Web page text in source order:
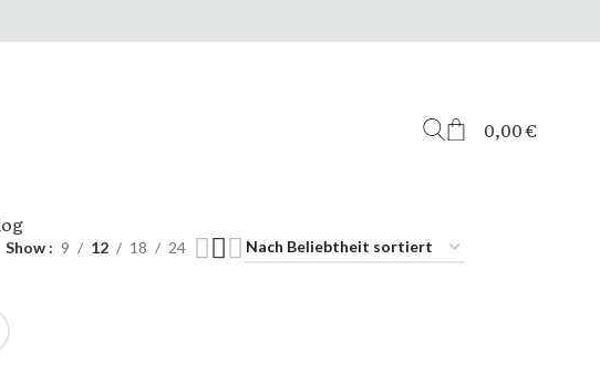
0,00€
Show 9 12 18 24